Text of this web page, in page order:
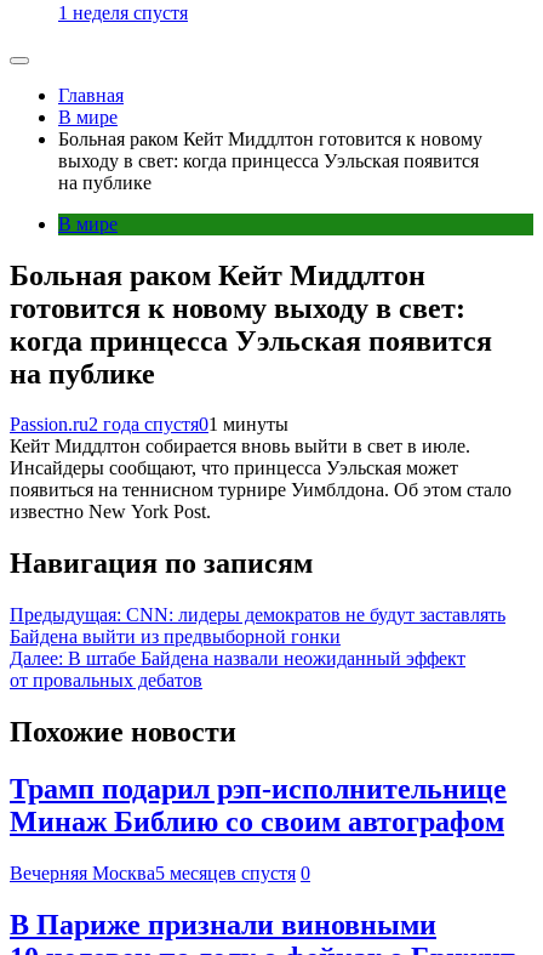
1 неделя спустя
Главная
В мире
Больная раком Кейт Миддлтон готовится к новому
выходу в свет: когда принцесса Уэльская появится
на публике
В мире
Больная раком Кейт Миддлтон
готовится к новому выходу в свет:
когда принцесса Уэльская появится
на публике
Passion.ru2 года спустя01 минуты
Кейт Миддлтон собирается вновь выйти в свет в июле.
Инсайдеры сообщают, что принцесса Уэльская может
появиться на теннисном турнире Уимблдона. Об этом стало
известно New York Post.
Навигация по записям
Предыдущая: CNN: лидеры демократов не будут заставлять
Байдена выйти из предвыборной гонки
Далее: В штабе Байдена назвали неожиданный эффект
от провальных дебатов
Похожие новости
Трамп подарил рэп-исполнительнице
Минаж Библию со своим автографом
Вечерняя Москва5 месяцев спустя 0
В Париже признали виновными